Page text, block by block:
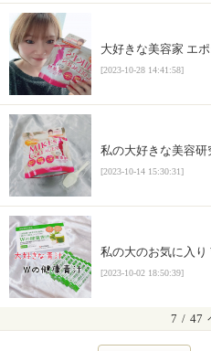
大好きな美容家 エ
[2023-10-28 14:41:58]
私の大好きな美容
[2023-10-14 15:30:31]
私の大のお気に入り
[2023-10-02 18:50:39]
7 / 47